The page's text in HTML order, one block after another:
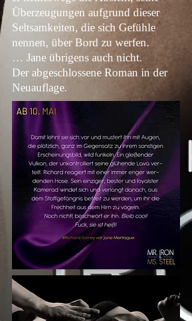
Überzeugungen aufgrund dieser
Seltsamkeiten, die sich Gefühle
nennen, über Bord zu werfen.
… Jane übrigens auch nicht.
Der abgeschlossene Roman in der
Neuauflage.